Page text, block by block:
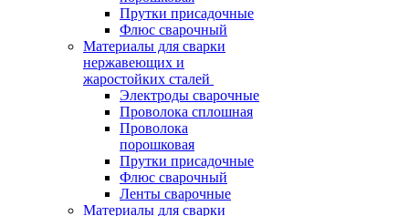
Прутки присадочные
Флюс сварочный
Материалы для сварки
нержавеющих и
жаростойких сталей
Электроды сварочные
Проволока сплошная
Проволока
порошковая
Прутки присадочные
Флюс сварочный
Ленты сварочные
Материалы для сварки